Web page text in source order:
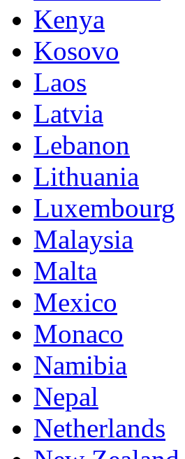
Kenya
Kosovo
Laos
Latvia
Lebanon
Lithuania
Luxembourg
Malaysia
Malta
Mexico
Monaco
Namibia
Nepal
Netherlands